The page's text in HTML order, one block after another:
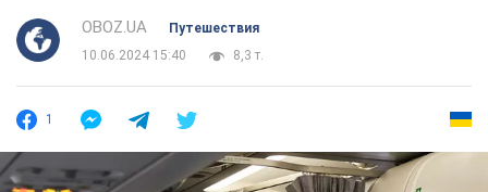
OBOZ.UA
Путешествия
10.06.2024 15:40
8,3 т.
1